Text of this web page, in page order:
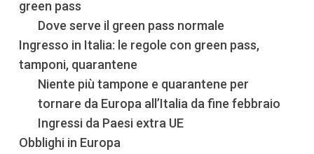
green pass
Dove serve il green pass normale
Ingresso in Italia: le regole con green pass,
tamponi, quarantene
Niente più tampone e quarantene per
tornare da Europa all’Italia da fine febbraio
Ingressi da Paesi extra UE
Obblighi in Europa